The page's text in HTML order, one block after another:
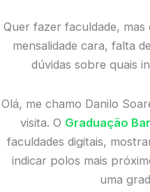
Quer fazer faculdade,
mensalidade cara, falta
dúvidas sobre quais
Olá, me chamo Danilo
visita. O Graduação
faculdades digitais,
indicar polos mais
uma